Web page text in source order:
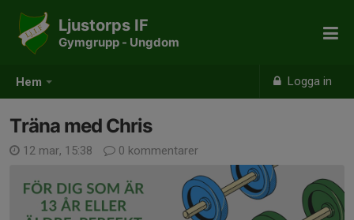
Hem Logga in
Ljustorps IF
Gymgrupp - Ungdom
Träna med Chris
12 mar, 15:38 0 kommentarer